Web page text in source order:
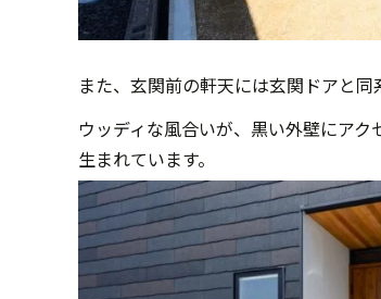
また、玄関前の軒天には玄関ドアと同
ウッディな風合いが、黒い外壁にア
生まれています。